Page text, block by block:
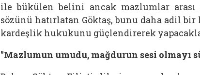
ile bükülen belini ancak mazlumlar arası
sözünü hatırlatan Göktaş, bunu daha adil
kardeşlik hukukunu güçlendirerek
"Mazlumun umudu, mağdurun sesi olmayı